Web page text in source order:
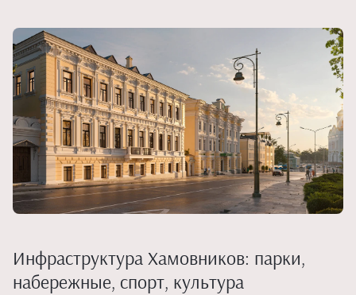
Инфраструктура Хамовников: парки,
набережные, спорт, культура